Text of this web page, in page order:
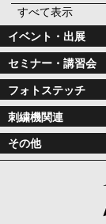
すべて表示
イベント・出展
セミナー・講習会
フォトステッチ
刺繍機関連
その他